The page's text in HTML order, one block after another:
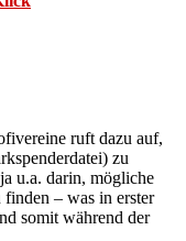
ruft dazu auf,
zu
u.a. darin, mögliche
– was in erster
somit während der